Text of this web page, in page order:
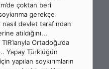
çoktan beri
gerekçe
devlet tarafından
atıldığını...
Ortadoğu’da
Yapay Türklüğün
yapılan soykırımların